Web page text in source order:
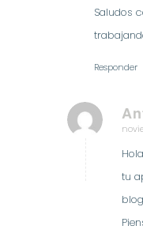
Saludos
Responder
tu